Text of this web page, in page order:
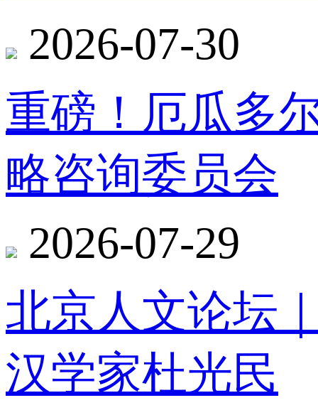
2026-07-30
重磅！厄瓜多
略咨询委员会
2026-07-29
北京人文论坛
汉学家杜光民